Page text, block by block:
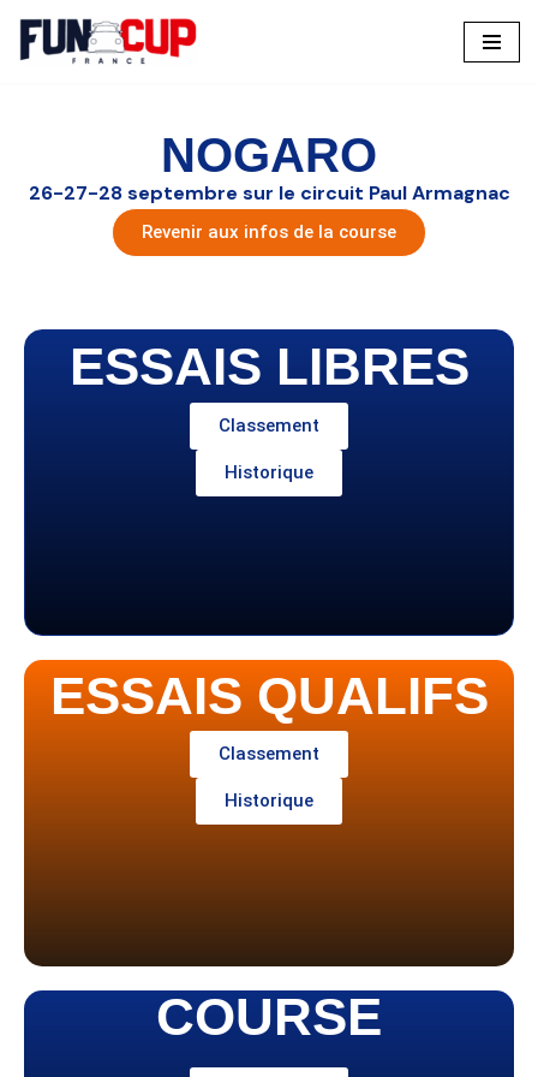
Aller
NOGARO
26-27-28 septembre sur le circuit Paul Armagnac
Revenir aux infos de la course
ESSAIS LIBRES
Classement
Historique
ESSAIS QUALIFS
Classement
Historique
COURSE